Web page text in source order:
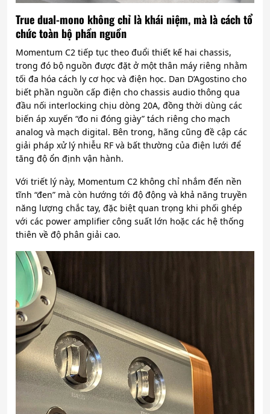
True dual-mono không chỉ là khái niệm, mà là cách tổ
chức toàn bộ phần nguồn
Momentum C2 tiếp tục theo đuổi thiết kế hai chassis,
trong đó bộ nguồn được đặt ở một thân máy riêng nhằm
tối đa hóa cách ly cơ học và điện học. Dan D’Agostino cho
biết phần nguồn cấp điện cho chassis audio thông qua
đầu nối interlocking chịu dòng 20A, đồng thời dùng các
biến áp xuyến “đo ni đóng giày” tách riêng cho mạch
analog và mạch digital. Bên trong, hãng cũng đề cập các
giải pháp xử lý nhiễu RF và bất thường của điện lưới để
tăng độ ổn định vận hành.
Với triết lý này, Momentum C2 không chỉ nhắm đến nền
tĩnh “đen” mà còn hướng tới độ động và khả năng truyền
năng lượng chắc tay, đặc biệt quan trọng khi phối ghép
với các power amplifier công suất lớn hoặc các hệ thống
thiên về độ phân giải cao.